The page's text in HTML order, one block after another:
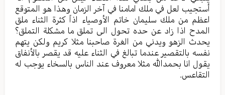
أستجيب لعل في ملك امامنا في آخر الزمان وهذا هو المتوقع
اعظم من ملك سليمان خاتم الأوصياء اذاً كثرة الثناء ملق
المدح اذا زاد عن حده تحول الى تملق ما مشكلة التملق؟
يحدث الزهو ويدني من الغرة صاحبنا مثلا كريم ولكن يتهم
نفسه بالتقصير عندما تبالغ في الثناء عليه قد يقصر بالأنفاق
يقول انا بحمدالله مثلا معروف عند الناس بالسخاء يوجب له
التقاعس.